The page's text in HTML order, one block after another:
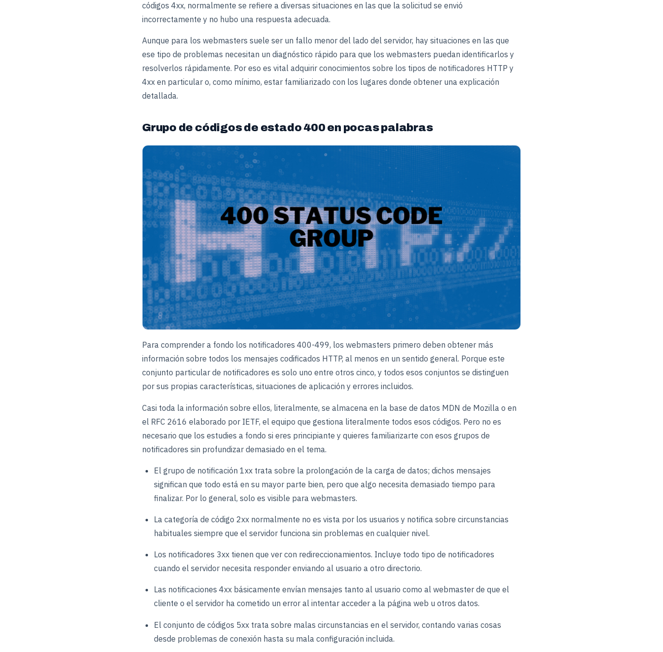
códigos 4xx, normalmente se refiere a diversas situaciones en las que la solicitud se envió
incorrectamente y no hubo una respuesta adecuada.
Aunque para los webmasters suele ser un fallo menor del lado del servidor, hay situaciones en las que
ese tipo de problemas necesitan un diagnóstico rápido para que los webmasters puedan identificarlos y
resolverlos rápidamente. Por eso es vital adquirir conocimientos sobre los tipos de notificadores HTTP y
4xx en particular o, como mínimo, estar familiarizado con los lugares donde obtener una explicación
detallada.
Grupo de códigos de estado 400 en pocas palabras
Para comprender a fondo los notificadores 400-499, los webmasters primero deben obtener más
información sobre todos los mensajes codificados HTTP, al menos en un sentido general. Porque este
conjunto particular de notificadores es solo uno entre otros cinco, y todos esos conjuntos se distinguen
por sus propias características, situaciones de aplicación y errores incluidos.
Casi toda la información sobre ellos, literalmente, se almacena en la base de datos MDN de Mozilla o en
el RFC 2616 elaborado por IETF, el equipo que gestiona literalmente todos esos códigos. Pero no es
necesario que los estudies a fondo si eres principiante y quieres familiarizarte con esos grupos de
notificadores sin profundizar demasiado en el tema.
El grupo de notificación 1xx trata sobre la prolongación de la carga de datos; dichos mensajes
significan que todo está en su mayor parte bien, pero que algo necesita demasiado tiempo para
finalizar. Por lo general, solo es visible para webmasters.
La categoría de código 2xx normalmente no es vista por los usuarios y notifica sobre circunstancias
habituales siempre que el servidor funciona sin problemas en cualquier nivel.
Los notificadores 3xx tienen que ver con redireccionamientos. Incluye todo tipo de notificadores
cuando el servidor necesita responder enviando al usuario a otro directorio.
Las notificaciones 4xx básicamente envían mensajes tanto al usuario como al webmaster de que el
cliente o el servidor ha cometido un error al intentar acceder a la página web u otros datos.
El conjunto de códigos 5xx trata sobre malas circunstancias en el servidor, contando varias cosas
desde problemas de conexión hasta su mala configuración incluida.